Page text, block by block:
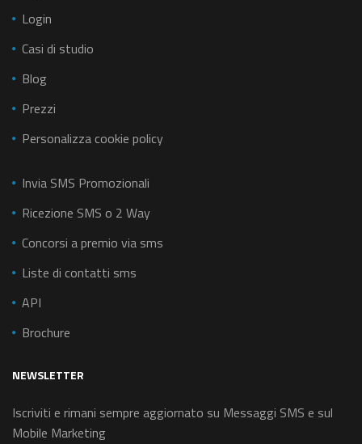
Login
Casi di studio
Blog
Prezzi
Personalizza cookie policy
Invia SMS Promozionali
Ricezione SMS o 2 Way
Concorsi a premio via sms
Liste di contatti sms
API
Brochure
NEWSLETTER
Iscriviti e rimani sempre aggiornato su Messaggi SMS e sul
Mobile Marketing